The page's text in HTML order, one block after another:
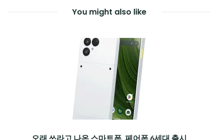
You might also like
오래 쓰라고 나온 스마트폰, 페어폰 6세대 출시